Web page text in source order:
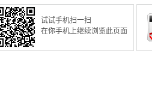
试试手机扫一扫
在你手机上继续浏览此页面